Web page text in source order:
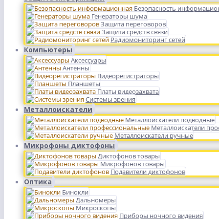
Безопасность
Генераторы шума
Защита переговоров
Защита средств связи
Радиомониторинг сетей
Компьютеры
Аксессуары
Антенны
Видеорегистраторы
Планшеты
Платы видеозахвата
Системы зрения
Металлоискатели
Металлоискатели подводные
Металлоискатели
Металлоискатели ручные
Микрофоны диктофоны
Диктофонов товары
Микрофонов товары
Подавители диктофонов
Оптика
Бинокли
Дальномеры
Микроскопы
Приборы ночного видения